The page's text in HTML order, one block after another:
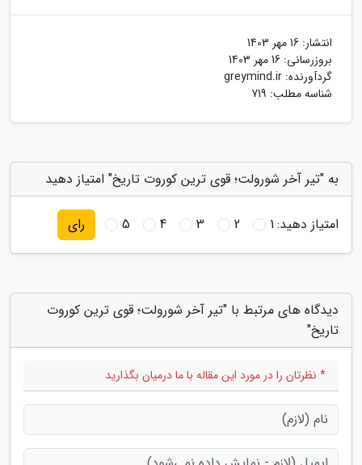
انتشار: 16 مهر 1403
بروزرسانی: 16 مهر 1403
گردآورنده: greymind.ir
شناسه مطلب: 719
به "تیر آخر شورولت؛ قوی ترین کوروت تاریخ" امتیاز دهید
امتیاز دهید:1
2
3
4
5 رای
دیدگاه های مرتبط با "تیر آخر شورولت؛ قوی ترین کوروت
تاریخ"
* نظرتان را در مورد این مقاله با ما درمیان بگذارید